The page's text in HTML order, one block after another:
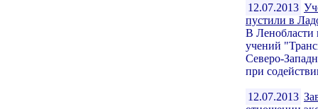
12.07.2013
пустили в
В Ленобласти
учений
Северо-
при
12.07.2013